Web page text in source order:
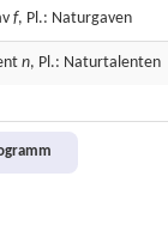
f, Pl.: Naturgaven
n, Pl.: Naturtalenten